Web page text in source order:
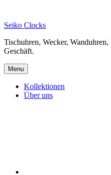
content
Seiko Clocks
Tischuhren, Wecker,
Geschäft.
Menu
Kollektionen
Über uns